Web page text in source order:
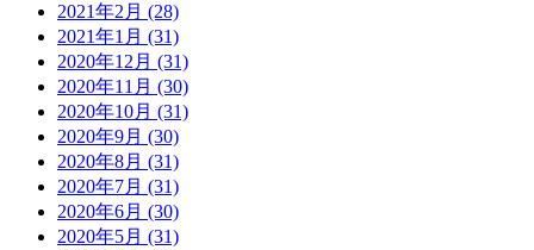
2021年2月 (28)
2021年1月 (31)
2020年12月 (31)
2020年11月 (30)
2020年10月 (31)
2020年9月 (30)
2020年8月 (31)
2020年7月 (31)
2020年6月 (30)
2020年5月 (31)